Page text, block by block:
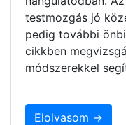
testmozgás jó
pedig további
cikkben
módszerekkel
Elolvasom →